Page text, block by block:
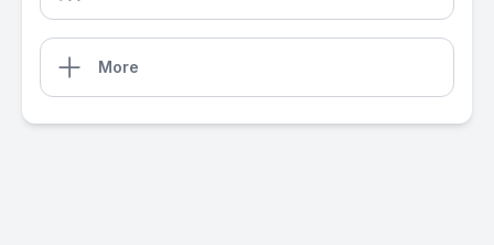
More